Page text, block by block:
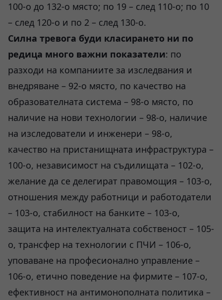
100-о до 132-о място; по 19 – след 110-о; по 10
– след 120-о и по 2 – след 130-о.
Силна тревога буди класирането ни по
редица много важни показатели: по
разходи на компаниите за изследвания и
внедряване – 92-о място, по качество на
образователната система – 98-о място, по
наличие на нови технологии – 98-о, наличие
на изследователи и инженери – 98-о,
качество на пристанищната инфраструктура –
100-о, независимост на съдилищата – 102-о,
желание да се делегират правомощия – 103-о,
отношения между работници и работодатели
– 103-о, стабилност на банките – 103-о,
защита на интелектуалната собственост – 105-
о, трансфер на технологии с ПЧИ – 106-о,
уповаване на професионално управление –
106-о, етично поведение на фирмите – 107-о,
ефективност на антимонополната политика –